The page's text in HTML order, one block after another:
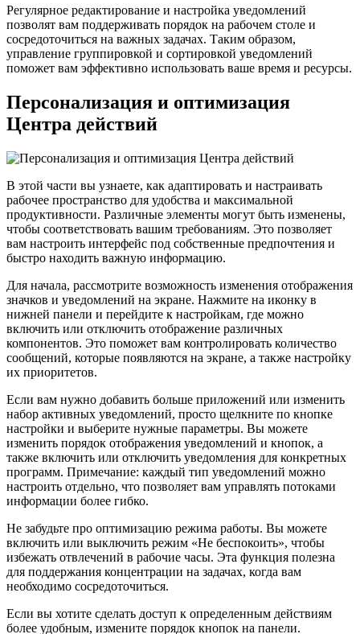
Регулярное редактирование и настройка уведомлений
позволят вам поддерживать порядок на рабочем столе и
сосредоточиться на важных задачах. Таким образом,
управление группировкой и сортировкой уведомлений
поможет вам эффективно использовать ваше время и ресурсы.
Персонализация и оптимизация
Центра действий
В этой части вы узнаете, как адаптировать и настраивать
рабочее пространство для удобства и максимальной
продуктивности. Различные элементы могут быть изменены,
чтобы соответствовать вашим требованиям. Это позволяет
вам настроить интерфейс под собственные предпочтения и
быстро находить важную информацию.
Для начала, рассмотрите возможность изменения отображения
значков и уведомлений на экране. Нажмите на иконку в
нижней панели и перейдите к настройкам, где можно
включить или отключить отображение различных
компонентов. Это поможет вам контролировать количество
сообщений, которые появляются на экране, а также настройку
их приоритетов.
Если вам нужно добавить больше приложений или изменить
набор активных уведомлений, просто щелкните по кнопке
настройки и выберите нужные параметры. Вы можете
изменить порядок отображения уведомлений и кнопок, а
также включить или отключить уведомления для конкретных
программ. Примечание: каждый тип уведомлений можно
настроить отдельно, что позволяет вам управлять потоками
информации более гибко.
Не забудьте про оптимизацию режима работы. Вы можете
включить или выключить режим «Не беспокоить», чтобы
избежать отвлечений в рабочие часы. Эта функция полезна
для поддержания концентрации на задачах, когда вам
необходимо сосредоточиться.
Если вы хотите сделать доступ к определенным действиям
более удобным, измените порядок кнопок на панели.